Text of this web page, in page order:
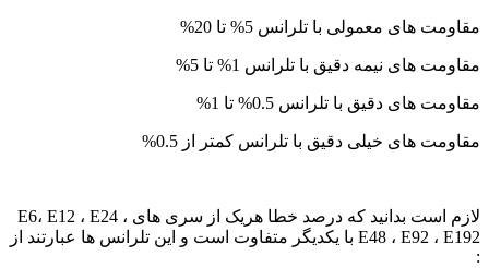
مقاومت های معمولی با تلرانس 5% تا 20%
مقاومت های نیمه دقیق با تلرانس 1% تا 5%
مقاومت های دقیق با تلرانس 0.5% تا 1%
مقاومت های خیلی دقیق با تلرانس کمتر از 0.5%
لازم است بدانید که درصد خطا هریک از سری های E6، E12 ، E24 ،
E48 ، E92 ، E192 با یکدیگر متفاوت است و این تلرانس ها عبارتند از
: